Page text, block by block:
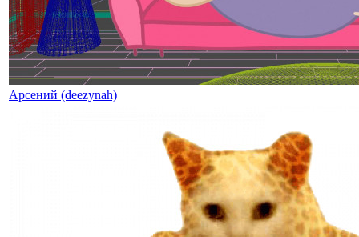
Арсений (deezynah)